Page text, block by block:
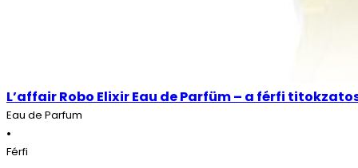
L’affair Robo Elixir Eau de Parfüm – a férfi
Eau de Parfum
•
Férfi